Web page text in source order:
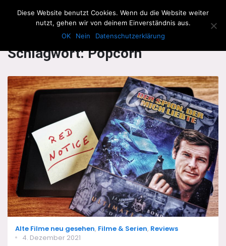
The Howling Men
Schlagwort:Popcorn
Categories
Alte Filme neu gesehen, Filme & Serien, Reviews
Posted
4. Dezember 2021
Diese Website benutzt Cookies. Wenn du die Website weiter
nutzt, gehen wir von deinem Einverständnis aus.
OK
Nein Datenschutzerklärung